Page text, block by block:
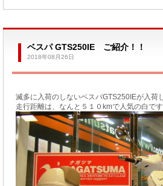
ベスパ GTS250IE ご紹介！！
2018年08月26日
滅多に入荷のしないベスパGTS250IEが入荷
走行距離は、なんと５１０kmで人気の白です